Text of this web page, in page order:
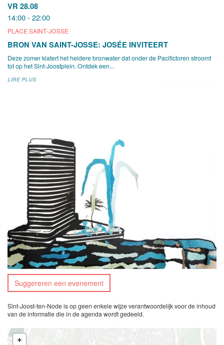
VR 28.08
14:00 - 22:00
PLACE SAINT-JOSSE
BRON VAN SAINT-JOSSE: JOSÉE INVITEERT
Deze zomer klatert het heldere bronwater dat onder de Pacifictoren stroomt
tot op het Sint-Joostplein. Ontdek een...
LIRE PLUS
Suggereren een evenement
Sint-Joost-ten-Node is op geen enkele wijze verantwoordelijk voor de inhoud
van de informatie die in de agenda wordt gedeeld.